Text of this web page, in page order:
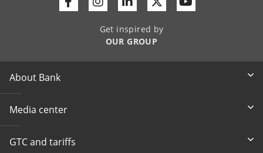
Get inspired by
OUR GROUP
About Bank
Media center
GTC and tariffs